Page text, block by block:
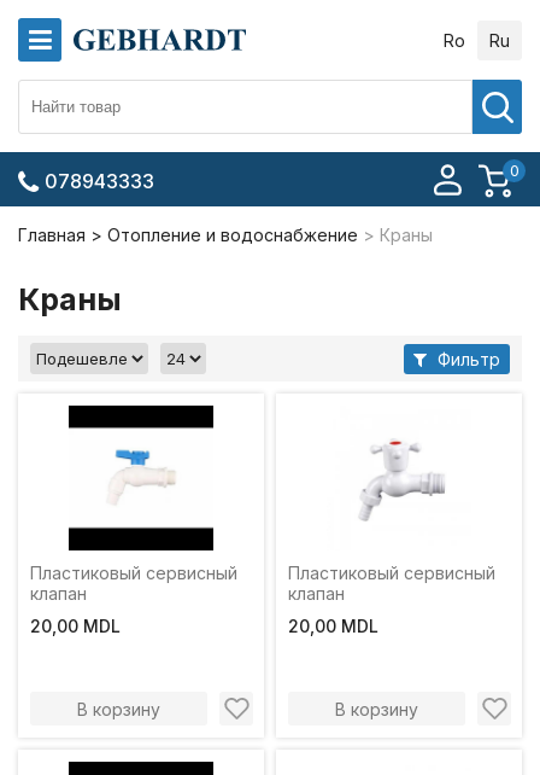
Ro Ru
0
078943333
Главная Отопление и водоснабжение Краны
Краны
Фильтр
Пластиковый сервисный
клапан
20,00 MDL
В корзину
Пластиковый сервисный
клапан
20,00 MDL
В корзину